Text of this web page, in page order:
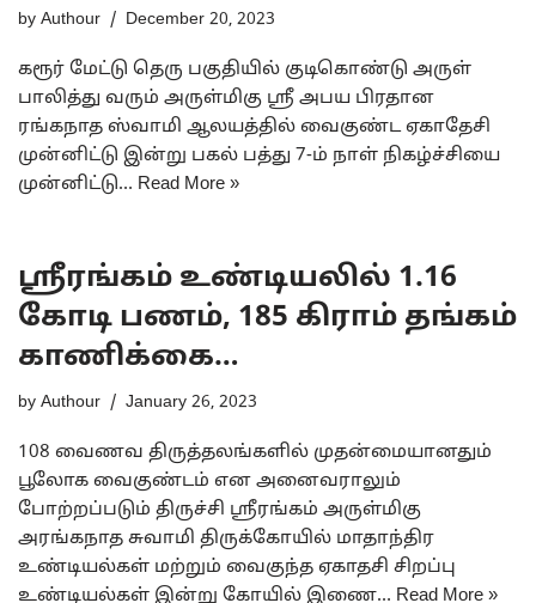
by Authour December 20, 2023
கரூர் மேட்டு தெரு பகுதியில் குடிகொண்டு அருள்
பாலித்து வரும் அருள்மிகு ஸ்ரீ அபய பிரதான
ரங்கநாத ஸ்வாமி ஆலயத்தில் வைகுண்ட ஏகாதேசி
முன்னிட்டு இன்று பகல் பத்து 7-ம் நாள் நிகழ்ச்சியை
முன்னிட்டு… Read More »
ஸ்ரீரங்கம் உண்டியலில் 1.16
கோடி பணம், 185 கிராம் தங்கம்
காணிக்கை…
by Authour January 26, 2023
108 வைணவ திருத்தலங்களில் முதன்மையானதும்
பூலோக வைகுண்டம் என அனைவராலும்
போற்றப்படும் திருச்சி ஸ்ரீரங்கம் அருள்மிகு
அரங்கநாத சுவாமி திருக்கோயில் மாதாந்திர
உண்டியல்கள் மற்றும் வைகுந்த ஏகாதசி சிறப்பு
உண்டியல்கள் இன்று கோயில் இணை… Read More »